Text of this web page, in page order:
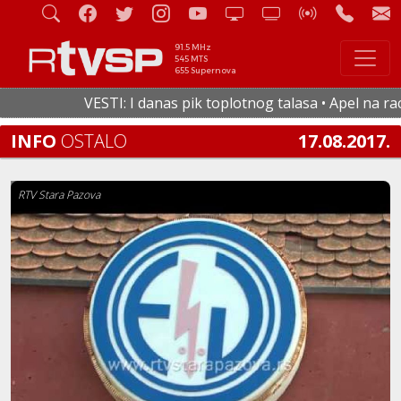
91.5 MHz
545 MTS
655 Supernova
VESTI: I danas pik toplotnog talasa • Apel na
INFO OSTALO 17.08.2017.
RTV Stara Pazova